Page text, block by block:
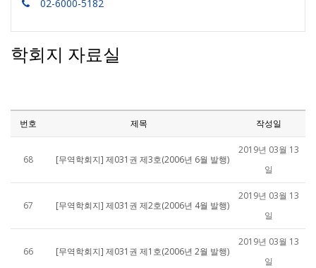
02-6000-5182
학회지 자료실
번호 제목 작성일
68 [무역학회지] 제031권 제3호(2006년 6월 발행)
2019년 03월 13
일
67 [무역학회지] 제031권 제2호(2006년 4월 발행)
2019년 03월 13
일
66 [무역학회지] 제031권 제1호(2006년 2월 발행)
2019년 03월 13
일